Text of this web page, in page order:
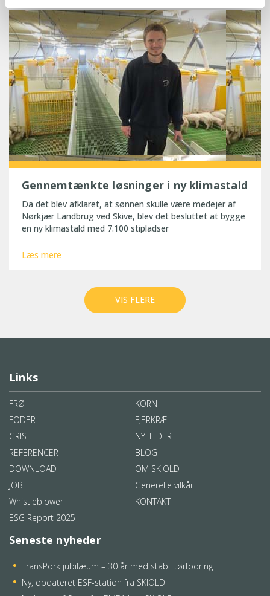
Gennemtænkte løsninger i ny klimastald
Da det blev afklaret, at sønnen skulle være medejer af
Nørkjær Landbrug ved Skive, blev det besluttet at bygge
en ny klimastald med 7.100 stipladser
Læs mere
VIS FLERE
Links
FRØ
KORN
FODER
FJERKRÆ
GRIS
NYHEDER
REFERENCER
BLOG
DOWNLOAD
OM SKIOLD
JOB
Generelle vilkår
Whistleblower
KONTAKT
ESG Report 2025
Seneste nyheder
TransPork jubilæum – 30 år med stabil tørfodring
Ny, opdateret ESF-station fra SKIOLD